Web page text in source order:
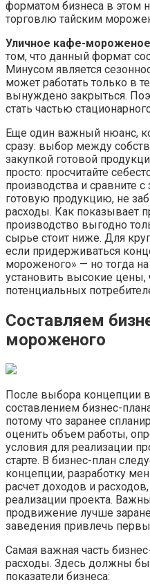
форматом бизнеса в этом
торговлю тайским
Уличное кафе-
том, что данный формат
Минусом является
может работать только в
вынуждено закрыться.
стать частью
Еще один важный нюанс,
сразу: выбор между
закупкой готовой
просто: просчитайте
производства и сравните
готовую продукцию, не
расходы. Как показывает
производство выгодно
сырье стоит ниже. Для
если придерживаться
мороженого» — но тогда
установить высокие цены,
потенциальных
Cоставляем
мороженого
После выбора концепции
составлением бизнес-
потому что заранее
оценить объем работы,
условия для реализации
старте. В бизнес-план
концепции, разработку
расчет доходов и
реализации проекта.
продвижение лучше
заведения привлечь
Самая важная часть
расходы. Здесь должны
показатели бизнеса: